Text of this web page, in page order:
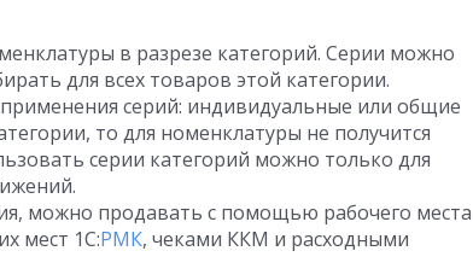
в разрезе категорий. Серии можно
для всех товаров этой категории.
серий: индивидуальные или общие
то для номенклатуры не получится
серии категорий можно только для
можно продавать с помощью рабочего места
мест 1С:РМК, чеками ККМ и расходными